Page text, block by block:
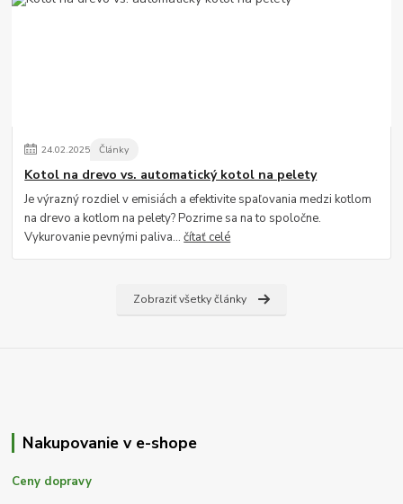
24.02.2025 Články
Kotol na drevo vs. automatický kotol na pelety
Je výrazný rozdiel v emisiách a efektivite spaľovania medzi kotlom
na drevo a kotlom na pelety? Pozrime sa na to spoločne.
Vykurovanie pevnými paliva...čítať celé
Zobraziť všetky články
Nakupovanie v e-shope
Ceny dopravy